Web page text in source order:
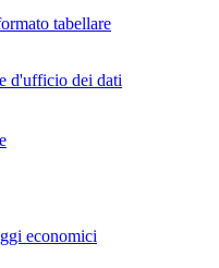
tabellare
d'ufficio dei dati
economici